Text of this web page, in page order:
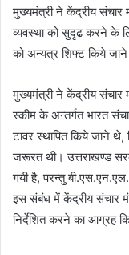
मुख्यमंत्री ने केंद्रीय संचार
व्यवस्था को सुदृढ करने के
को अन्यत्र शिफ्ट किये जाने
मुख्यमंत्री ने केंद्रीय
स्कीम के अन्तर्गत भारत
टावर स्थापित किये जाने
जरूरत थी। उत्तराखण्ड
गयी है, परन्तु
इस संबंध में केंद्रीय संचार
निर्देशित करने का आग्रह